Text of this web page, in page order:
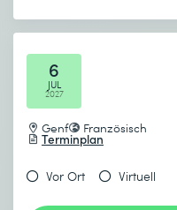
6
JUL
2027
Genf Französisch
Terminplan
Vor Ort Virtuell